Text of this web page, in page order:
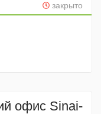
закрыто
офис Sinai-